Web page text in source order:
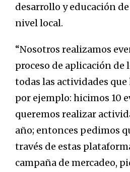
desarrollo y educación
nivel local.
“Nosotros realizamos
proceso de aplicación de
todas las actividades
por ejemplo: hicimos 10
queremos realizar
año; entonces pedimos
través de estas
campaña de mercadeo,